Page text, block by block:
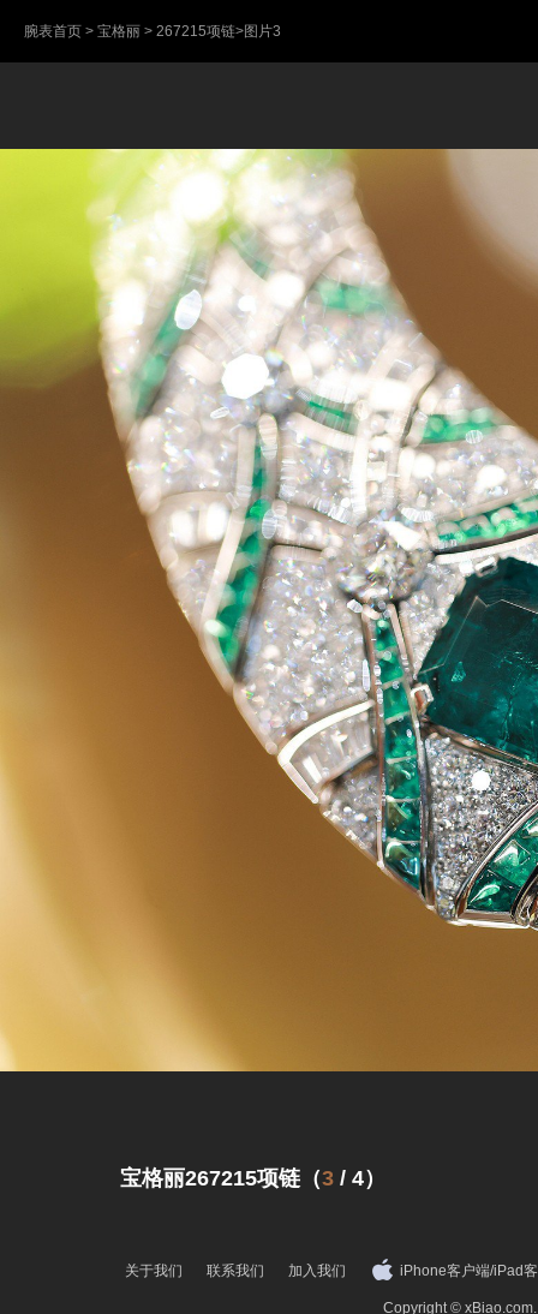
腕表首页 > 宝格丽 > 267215项链>图片3
宝格丽267215项链（3 / 4）
关于我们 联系我们 加入我们 iPhone客户端/iPad
Copyright ©